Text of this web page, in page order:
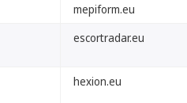
mepiform.eu
escortradar.eu
hexion.eu